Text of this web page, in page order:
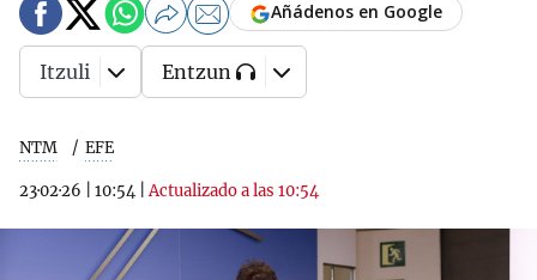
NTM EFE
23·02·26 10:54 |Actualizado a las 10:54
Añádenos en Google
Itzuli Entzun